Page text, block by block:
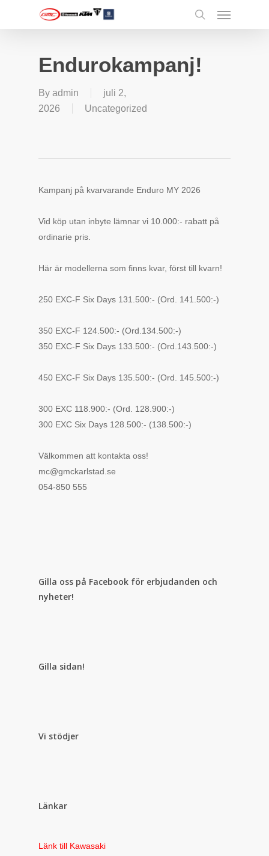
search
Menu
Endurokampanj!
By admin
juli 2,
2026
Uncategorized
Kampanj på kvarvarande Enduro MY 2026
Vid köp utan inbyte lämnar vi 10.000:- rabatt på
ordinarie pris.
Här är modellerna som finns kvar, först till kvarn!
250 EXC-F Six Days 131.500:- (Ord. 141.500:-)
350 EXC-F 124.500:- (Ord.134.500:-)
350 EXC-F Six Days 133.500:- (Ord.143.500:-)
450 EXC-F Six Days 135.500:- (Ord. 145.500:-)
300 EXC 118.900:- (Ord. 128.900:-)
300 EXC Six Days 128.500:- (138.500:-)
Välkommen att kontakta oss!
mc@gmckarlstad.se
054-850 555
Gilla oss på Facebook för erbjudanden och
nyheter!
Gilla sidan!
Vi stödjer
Länkar
Länk till Kawasaki